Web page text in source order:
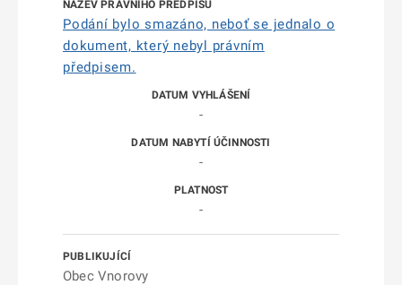
Podání bylo smazáno, neboť se jednalo o
dokument, který nebyl právním
předpisem.
-
-
-
Obec Vnorovy